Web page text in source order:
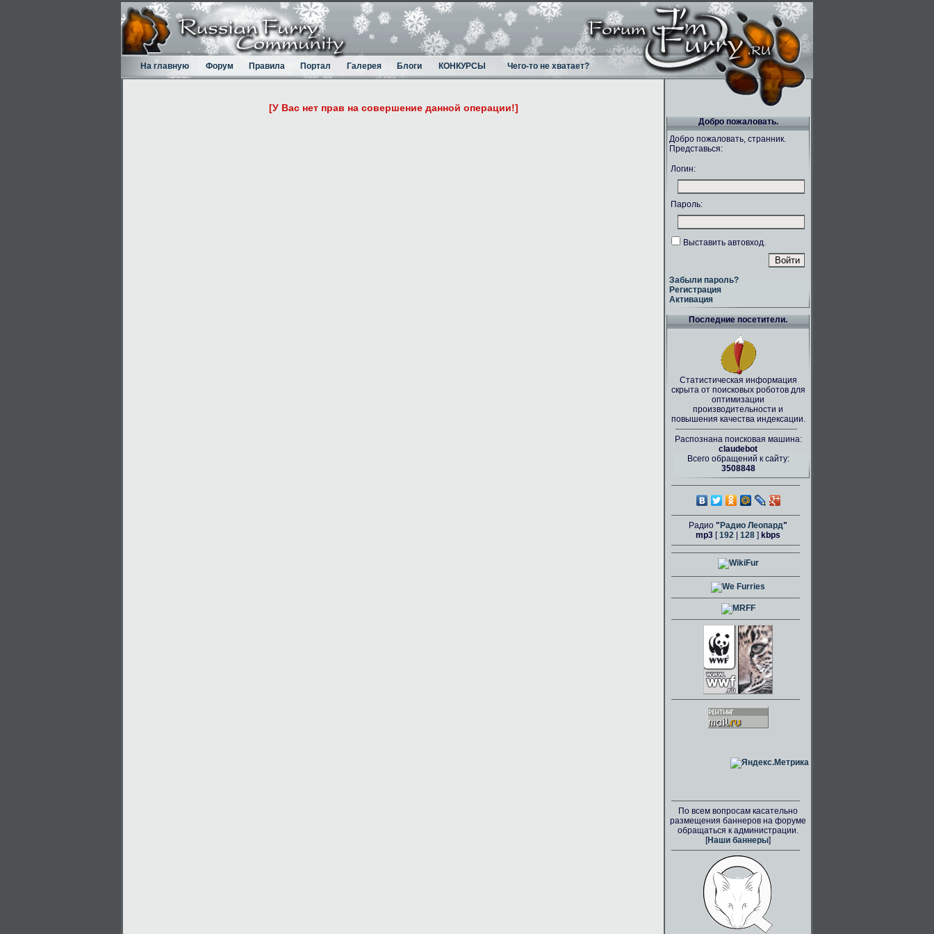
На главную Форум Правила Портал Галерея Блоги КОНКУРСЫ Чего-то не хватает?
[У Вас нет прав на совершение данной операции!]
Добро пожаловать.
Добро пожаловать, странник.
Представься:
Логин:
Пароль:
Выставить автовход.
Забыли пароль?
Регистрация
Активация
Последние посетители.
Статистическая информация
скрыта от поисковых роботов для
оптимизации
производительности и
повышения качества индексации.
Распознана поисковая машина:
claudebot
Всего обращений к сайту:
3508848
Радио " Радио Леопард"
mp3 [192 128 ] kbps
По всем вопросам касательно
размещения баннеров на форуме
обращаться к администрации.
[Наши баннеры]